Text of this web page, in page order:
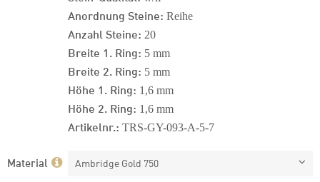
Anordnung Steine: Reihe
Anzahl Steine: 20
Breite 1. Ring: 5 mm
Breite 2. Ring: 5 mm
Höhe 1. Ring: 1,6 mm
Höhe 2. Ring: 1,6 mm
Artikelnr.: TRS-GY-093-A-5-7
Material Ambridge Gold 750